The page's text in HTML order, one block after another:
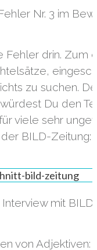
Nr. 3 im
drin. Zum
zu suchen.
Du den
viele sehr
BILD-Zeitung:
Interview mit
von